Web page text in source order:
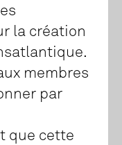
la création
membres
par
que cette